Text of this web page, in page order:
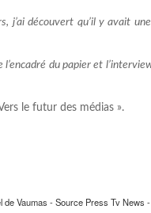
j’ai découvert qu’il y avait
du papier et
le futur des médias ».
de Vaumas - Source Press Tv